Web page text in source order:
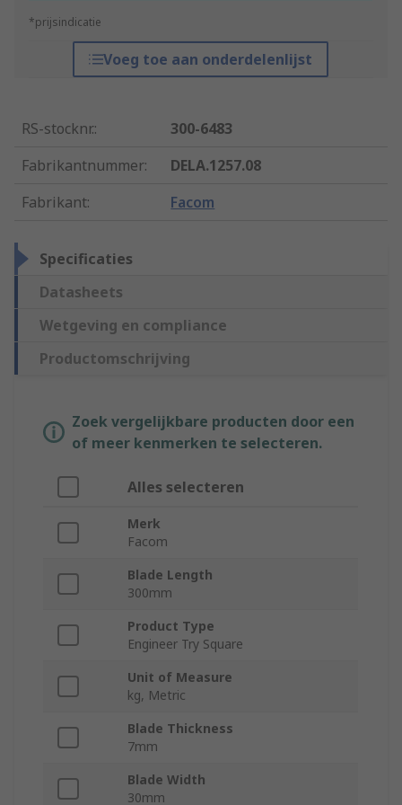
*prijsindicatie
Voeg toe aan onderdelenlijst
RS-stocknr.:
300-6483
Fabrikantnummer:
DELA.1257.08
Fabrikant: Facom
Specificaties
Datasheets
Wetgeving en compliance
Productomschrijving
Zoek vergelijkbare producten door een
of meer kenmerken te selecteren.
Alles selecteren
Merk
Facom
Blade Length
300mm
Product Type
Engineer Try Square
Unit of Measure
kg, Metric
Blade Thickness
7mm
Blade Width
30mm